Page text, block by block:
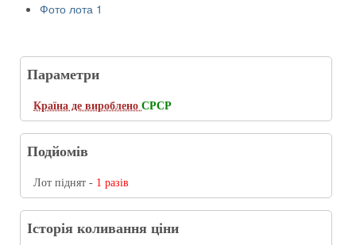
Фото лота 1
Параметри
Країна де вироблено СРСР
Подйомів
Лот піднят - 1 разів
Історія коливання ціни